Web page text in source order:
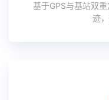
基于GPS与基站双
迹